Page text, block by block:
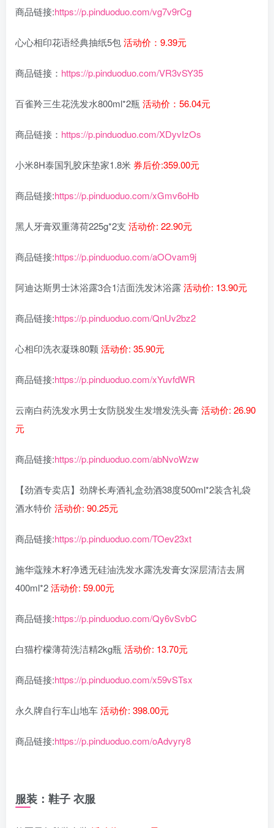
商品链接:https://p.pinduoduo.com/vg7v9rCg
心心相印花语经典抽纸5包活动价：9.39元
商品链接： https://p.pinduoduo.com/VR3vSY35
百雀羚三生花洗发水800ml*2瓶 活动价：56.04元
商品链接： https://p.pinduoduo.com/XDyvIzOs
小米8H泰国乳胶床垫家1.8米 券后价:359.00元
商品链接:https://p.pinduoduo.com/xGmv6oHb
黑人牙膏双重薄荷225g*2支 活动价: 22.90元
商品链接:https://p.pinduoduo.com/aOOvam9j
阿迪达斯男士沐浴露3合1洁面洗发沐浴露 活动价: 13.90元
商品链接:https://p.pinduoduo.com/QnUv2bz2
心相印洗衣凝珠80颗 活动价: 35.90元
商品链接:https://p.pinduoduo.com/xYuvfdWR
云南白药洗发水男士女防脱发生发增发洗头膏 活动价: 26.90
元
商品链接:https://p.pinduoduo.com/abNvoWzw
【劲酒专卖店】劲牌长寿酒礼盒劲酒38度500ml*2装含礼袋
酒水特价 活动价: 90.25元
商品链接:https://p.pinduoduo.com/TOev23xt
施华蔻辣木籽净透无硅油洗发水露洗发膏女深层清洁去屑
400ml*2活动价: 59.00元
商品链接:https://p.pinduoduo.com/Qy6vSvbC
白猫柠檬薄荷洗洁精2kg瓶 活动价: 13.70元
商品链接:https://p.pinduoduo.com/x59vSTsx
永久牌自行车山地车活动价: 398.00元
商品链接:https://p.pinduoduo.com/oAdvyry8
服装：鞋子 衣服